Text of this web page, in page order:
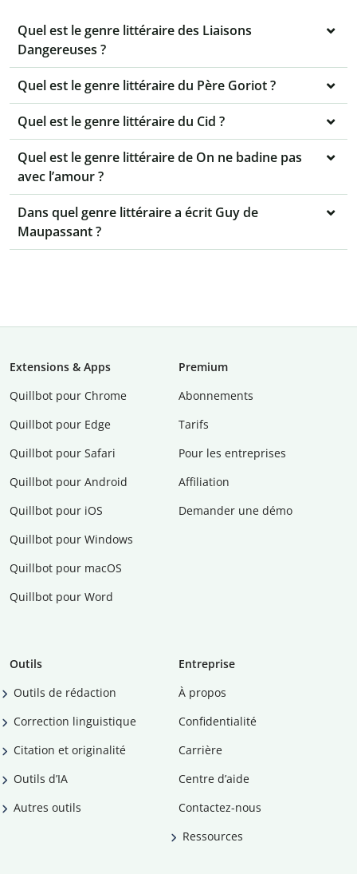
Quel est le genre littéraire des Liaisons
Dangereuses ?
Quel est le genre littéraire du Père Goriot ?
Quel est le genre littéraire du Cid ?
Quel est le genre littéraire de On ne badine pas
avec l’amour ?
Dans quel genre littéraire a écrit Guy de
Maupassant ?
Extensions & Apps
Quillbot pour Chrome
Quillbot pour Edge
Quillbot pour Safari
Quillbot pour Android
Quillbot pour iOS
Quillbot pour Windows
Quillbot pour macOS
Quillbot pour Word
Premium
Abonnements
Tarifs
Pour les entreprises
Affiliation
Demander une démo
Outils
Outils de rédaction
Correction linguistique
Citation et originalité
Outils d’IA
Autres outils
Entreprise
À propos
Confidentialité
Carrière
Centre d’aide
Contactez-nous
Ressources